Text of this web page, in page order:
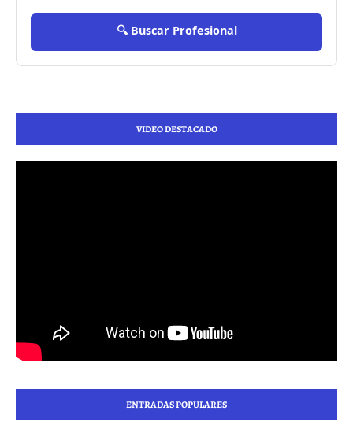
🔍 Buscar Profesional
VIDEO DESTACADO
ENTRADAS POPULARES